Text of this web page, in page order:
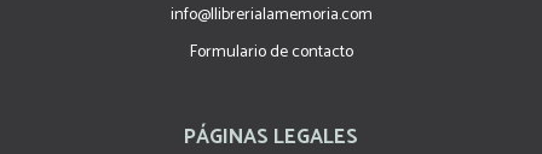
info@llibrerialamemoria.com
Formulario de contacto
PÁGINAS LEGALES